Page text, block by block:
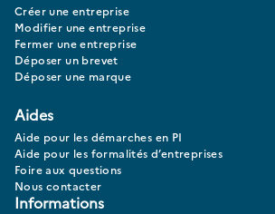
Créer une entreprise
Modifier une entreprise
Fermer une entreprise
Déposer un brevet
Déposer une marque
Aides
Aide pour les démarches en PI
Aide pour les formalités d’entreprises
Foire aux questions
Nous contacter
Informations